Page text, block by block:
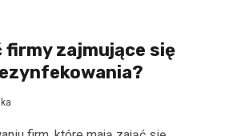
firmy zajmujące się